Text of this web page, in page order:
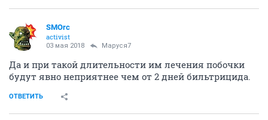
SMOrc
activist
03 мая 2018 Маруся7
Да и при такой длительности им лечения побочки
будут явно неприятнее чем от 2 дней бильтрицида.
ОТВЕТИТЬ